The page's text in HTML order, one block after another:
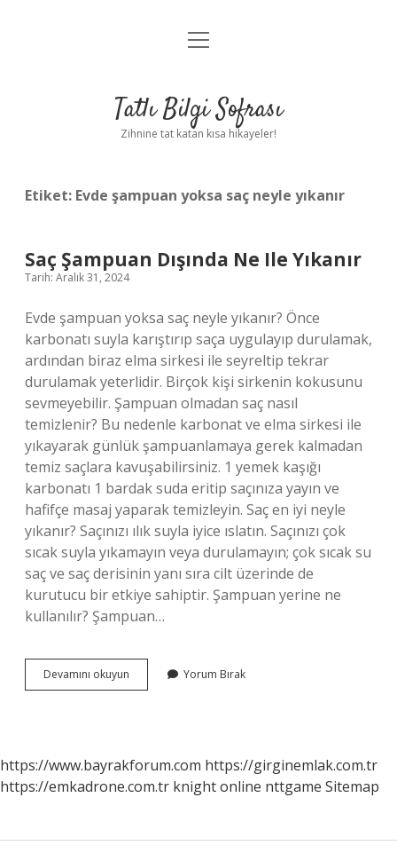
Anasayfa
Yasal Uyarı
menüyü
Tatlı Bilgi Sofrası
Zihnine tat katan kısa hikayeler!
Etiket: Evde şampuan yoksa saç neyle yıkanır
Saç Şampuan Dışında Ne Ile Yıkanır
Tarih: Aralık 31, 2024
Evde şampuan yoksa saç neyle yıkanır? Önce
karbonatı suyla karıştırıp saça uygulayıp durulamak,
ardından biraz elma sirkesi ile seyreltip tekrar
durulamak yeterlidir. Birçok kişi sirkenin kokusunu
sevmeyebilir. Şampuan olmadan saç nasıl
temizlenir? Bu nedenle karbonat ve elma sirkesi ile
yıkayarak günlük şampuanlamaya gerek kalmadan
temiz saçlara kavuşabilirsiniz. 1 yemek kaşığı
karbonatı 1 bardak suda eritip saçınıza yayın ve
hafifçe masaj yaparak temizleyin. Saç en iyi neyle
yıkanır? Saçınızı ılık suyla iyice ıslatın. Saçınızı çok
sıcak suyla yıkamayın veya durulamayın; çok sıcak su
saç ve saç derisinin yanı sıra cilt üzerinde de
kurutucu bir etkiye sahiptir. Şampuan yerine ne
kullanılır? Şampuan…
Devamını okuyun
Şampuan
Yorum Bırak
https://www.bayrakforum.com https://girginemlak.com.tr
https://emkadrone.com.tr knight online nttgame Sitemap